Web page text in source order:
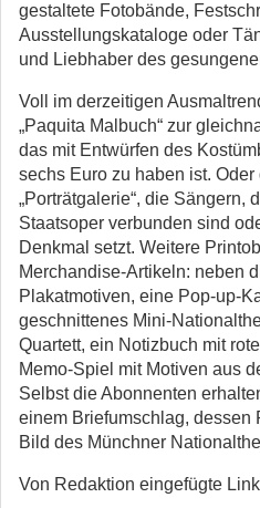
gestaltete Fotobände,
Ausstellungskataloge oder
und Liebhaber des
Voll im derzeitigen
„Paquita Malbuch“ zur
das mit Entwürfen des
sechs Euro zu haben ist.
„Porträtgalerie“, die Sängern,
Staatsoper verbunden sind
Denkmal setzt. Weitere
Merchandise-Artikeln: neben
Plakatmotiven, eine Pop-up-
geschnittenes Mini-
Quartett, ein Notizbuch mit
Memo-Spiel mit Motiven aus
Selbst die Abonnenten
einem Briefumschlag, dessen
Bild des Münchner
Von Redaktion eingefügte